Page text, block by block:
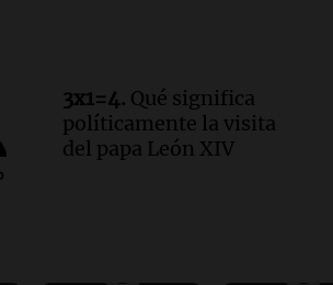
3x1=4. Qué significa
políticamente la visita
del papa León XIV